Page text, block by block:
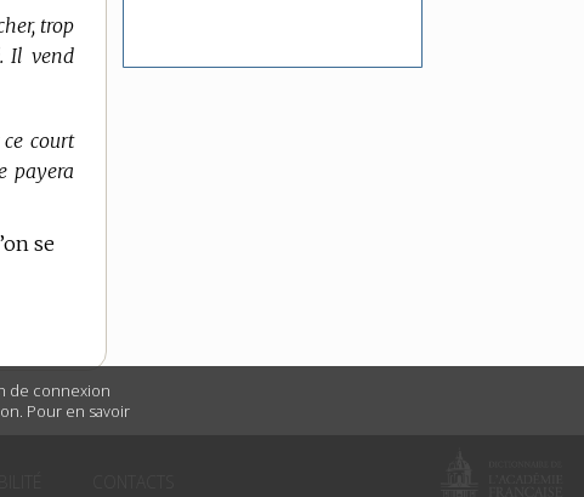
de connexion
Pour en savoir
trop
Il vend
court
payera
se